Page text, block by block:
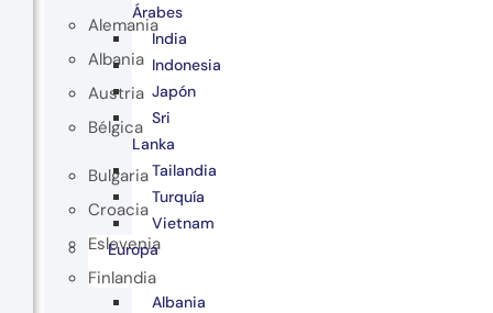
Alemania
Albania
Austria
Bélgica
Bulgaria
Croacia
Eslovenia
Finlandia
Árabes
India
Indonesia
Japón
Sri
Lanka
Tailandia
Turquía
Vietnam
Europa
Albania